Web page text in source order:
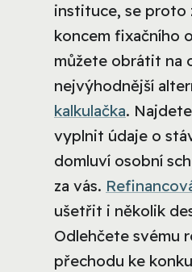
instituce, se proto
koncem fixačního
můžete obrátit na
nejvýhodnější
kalkulačka.
vyplnit údaje o
domluví osobní
za vás.
ušetřit i několik
Odlehčete svému
přechodu ke